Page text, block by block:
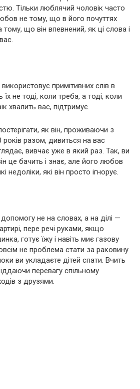
Тільки люблячий чоловік часто
не тому, що в його почуттях
тому, що він впевнений, як ці слова і
примітивних слів в
їх не тоді, коли треба, а тоді, коли
хвалить вас, підтримує.
як він, проживаючи з
років разом, дивиться на вас
вивчає уже в який раз. Так, ви
це бачить і знає, але його любов
недоліки, які він просто ігнорує.
не на словах, а на ділі —
пере речі руками, якщо
готує їжу і навіть миє газову
не проблема стати за раковину
ви укладаєте дітей спати. Вчить
перевагу спільному
з друзями.